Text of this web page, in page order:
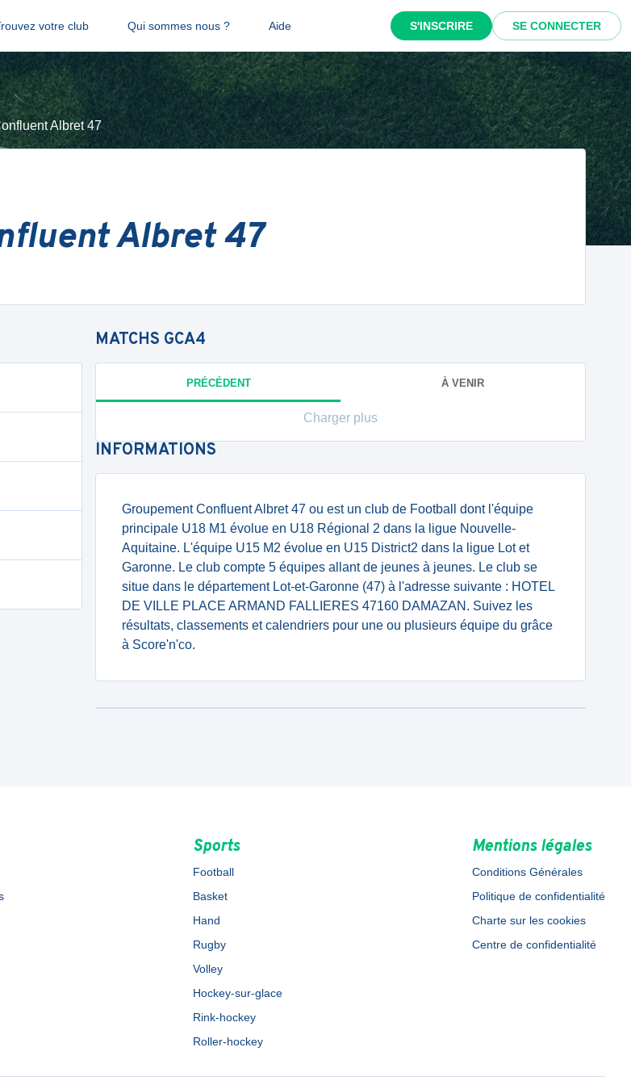
votre club Qui sommes nous ? Aide S'INSCRIRE SE CONNECTER
Albret 47
Albret 47
MATCHS GCA4
PRÉCÉDENT À VENIR
Charger plus
INFORMATIONS
Groupement Confluent Albret 47 ou est un club de Football dont l'équipe
principale U18 M1 évolue en U18 Régional 2 dans la ligue Nouvelle-
Aquitaine. L'équipe U15 M2 évolue en U15 District2 dans la ligue Lot et
Garonne. Le club compte 5 équipes allant de jeunes à jeunes. Le club se
situe dans le département Lot-et-Garonne (47) à l'adresse suivante : HOTEL
DE VILLE PLACE ARMAND FALLIERES 47160 DAMAZAN. Suivez les
résultats, classements et calendriers pour une ou plusieurs équipe du grâce
à Score'n'co.
Sports
Football
Basket
Hand
Rugby
Volley
Hockey-sur-glace
Rink-hockey
Roller-hockey
Mentions légales
Conditions Générales
Politique de confidentialité
Charte sur les cookies
Centre de confidentialité